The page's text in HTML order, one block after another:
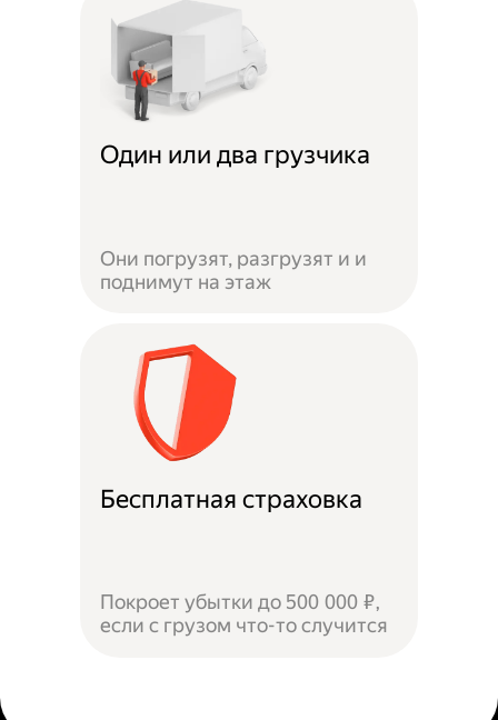
Один или два грузчика
Они погрузят, разгрузят и и
поднимут на этаж
Бесплатная страховка
Покроет убытки до 500 000 ₽,
если с грузом что-то случится